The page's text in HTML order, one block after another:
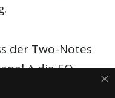
der Two-Notes
A die EQ